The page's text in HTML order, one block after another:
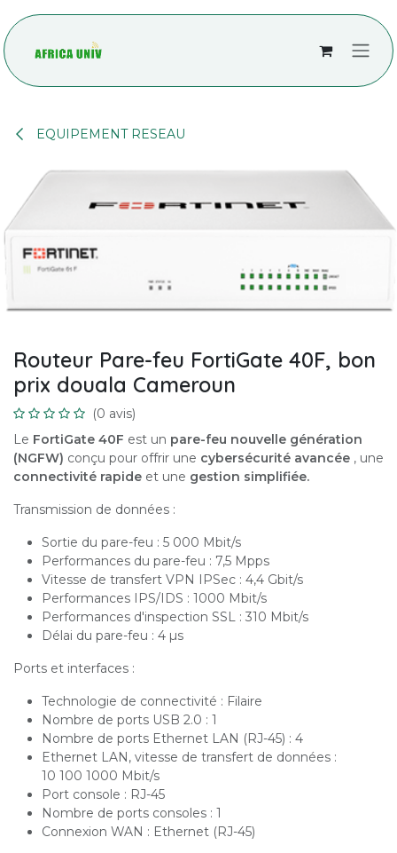
EQUIPEMENT RESEAU
Routeur Pare-feu FortiGate 40F, bon
prix douala Cameroun
(0 avis)
Le FortiGate 40F est un pare-feu nouvelle génération
(NGFW) conçu pour offrir une cybersécurité avancée , une
connectivité rapide et une gestion simplifiée.
Transmission de données :
Sortie du pare-feu : 5 000 Mbit/s
Performances du pare-feu : 7,5 Mpps
Vitesse de transfert VPN IPSec : 4,4 Gbit/s
Performances IPS/IDS : 1000 Mbit/s
Performances d'inspection SSL : 310 Mbit/s
Délai du pare-feu : 4 µs
Ports et interfaces :
Technologie de connectivité : Filaire
Nombre de ports USB 2.0 : 1
Nombre de ports Ethernet LAN (RJ-45) : 4
Ethernet LAN, vitesse de transfert de données :
10 100 1000 Mbit/s
Port console : RJ-45
Nombre de ports consoles : 1
Connexion WAN : Ethernet (RJ-45)